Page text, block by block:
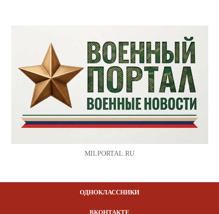
MILPORTAL.RU
ОДНОКЛАССНИКИ
ВКОНТАКТЕ